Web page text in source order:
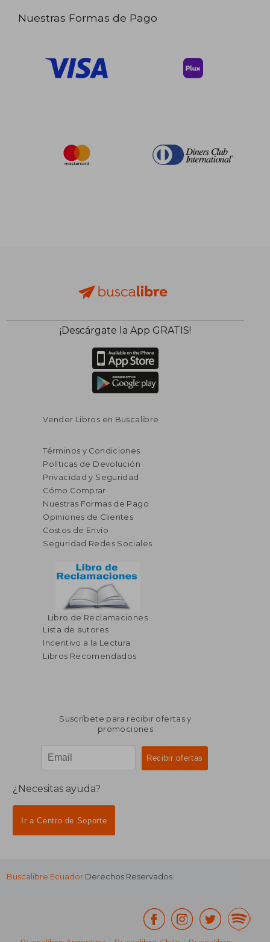
Nuestras Formas de Pago
¡Descárgate la App GRATIS!
Vender Libros en Buscalibre
Términos y Condiciones
Políticas de Devolución
Privacidad y Seguridad
Cómo Comprar
Nuestras Formas de Pago
Opiniones de Clientes
Costos de Envío
Seguridad Redes Sociales
Libro de Reclamaciones
Lista de autores
Incentivo a la Lectura
Libros Recomendados
Suscríbete para recibir ofertas y
promociones
¿Necesitas ayuda?
Ir a Centro de Soporte
Buscalibre Ecuador Derechos Reservados.